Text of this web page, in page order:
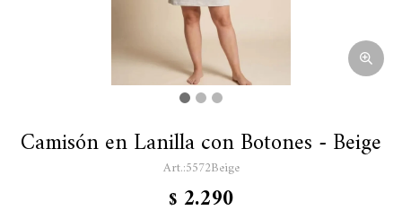
Camisón en Lanilla con Botones - Beige
5572Beige
$ 2.290